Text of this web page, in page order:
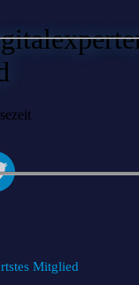
Mitglied